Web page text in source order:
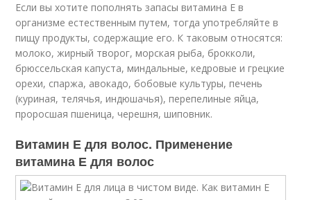
Если вы хотите пополнять запасы витамина Е в
организме естественным путем, тогда употребляйте в
пищу продукты, содержащие его. К таковым относятся:
молоко, жирный творог, морская рыба, брокколи,
брюссельская капуста, миндальные, кедровые и грецкие
орехи, спаржа, авокадо, бобовые культуры, печень
(куриная, телячья, индюшачья), перепелиные яйца,
проросшая пшеница, черешня, шиповник.
Витамин Е для волос. Применение
витамина Е для волос